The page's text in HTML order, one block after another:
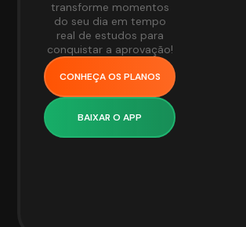
transforme momentos
do seu dia em tempo
real de estudos para
conquistar a aprovação!
CONHEÇA OS PLANOS
BAIXAR O APP